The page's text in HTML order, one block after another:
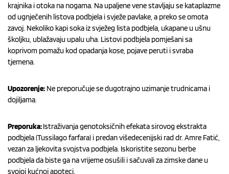
krajnika i otoka na nogama. Na upaljene vene stavljaju se kataplazme
od ugnječenih listova podbjela i svježe pavlake, a preko se omota
zavoj. Nekoliko kapi soka iz svježeg lista podbjela, ukapane u ušnu
školjku, ublažavaju upalu uha. Listovi podbjela pomješani sa
koprivom pomažu kod opadanja kose, pojave peruti i svraba
tjemena.
Upozorenje: Ne preporučuje se dugotrajno uzimanje trudnicama i
dojiljama.
Preporuka:Istraživanja genotoksičnih efekata sirovog ekstrakta
podbjela (Tussilago farfara) i predan višedecenijski rad dr. Amre Fatić,
vezan za ljekovita svojstva podbjela. Iskoristite sezonu berbe
podbjela da biste ga na vrijeme osušili i sačuvali za zimske dane u
svojoj kućnoj apoteci.